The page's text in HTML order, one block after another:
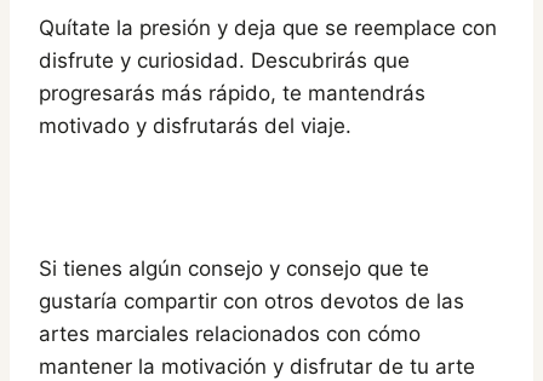
Quítate la presión y deja que se reemplace con
disfrute y curiosidad. Descubrirás que
progresarás más rápido, te mantendrás
motivado y disfrutarás del viaje.
Si tienes algún consejo y consejo que te
gustaría compartir con otros devotos de las
artes marciales relacionados con cómo
mantener la motivación y disfrutar de tu arte